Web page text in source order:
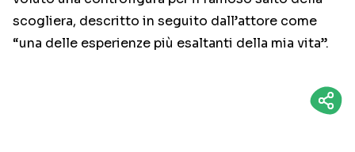
scogliera, descritto in seguito dall’attore come
“una delle esperienze più esaltanti della mia vita”.